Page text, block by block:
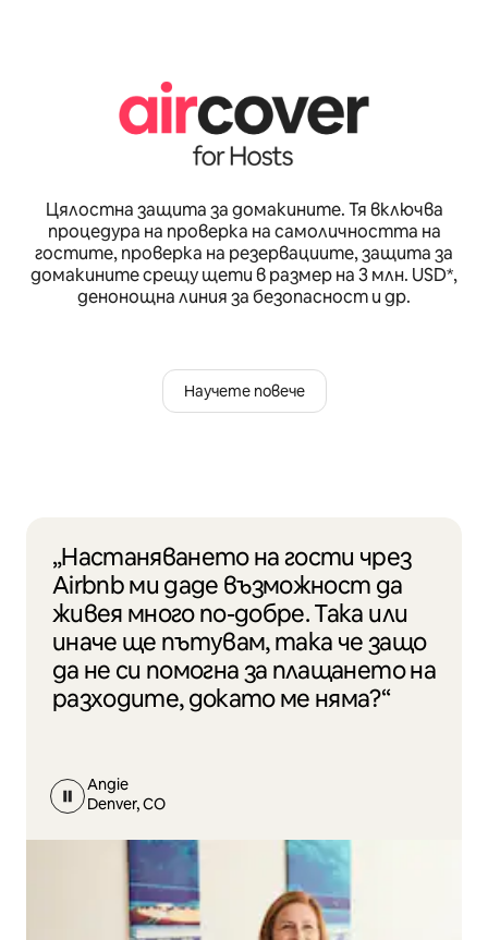
Цялостна защита за домакините. Тя включва
процедура на проверка на самоличността на
гостите, проверка на резервациите, защита за
домакините срещу щети в размер на 3 млн. USD*,
денонощна линия за безопасност и др.
Научете повече
„Настаняването на гости чрез
Airbnb ми даде възможност да
живея много по-добре. Така или
иначе ще пътувам, така че защо
да не си помогна за плащането на
разходите, докато ме няма?“
Angie
Denver, CO